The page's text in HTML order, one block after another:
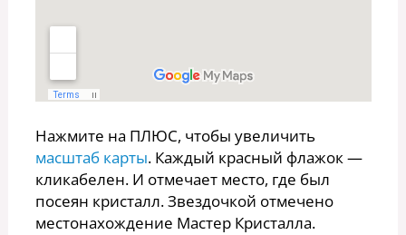
Нажмите на ПЛЮС, чтобы увеличить
масштаб карты. Каждый красный флажок —
кликабелен. И отмечает место, где был
посеян кристалл. Звездочкой отмечено
местонахождение Мастер Кристалла.